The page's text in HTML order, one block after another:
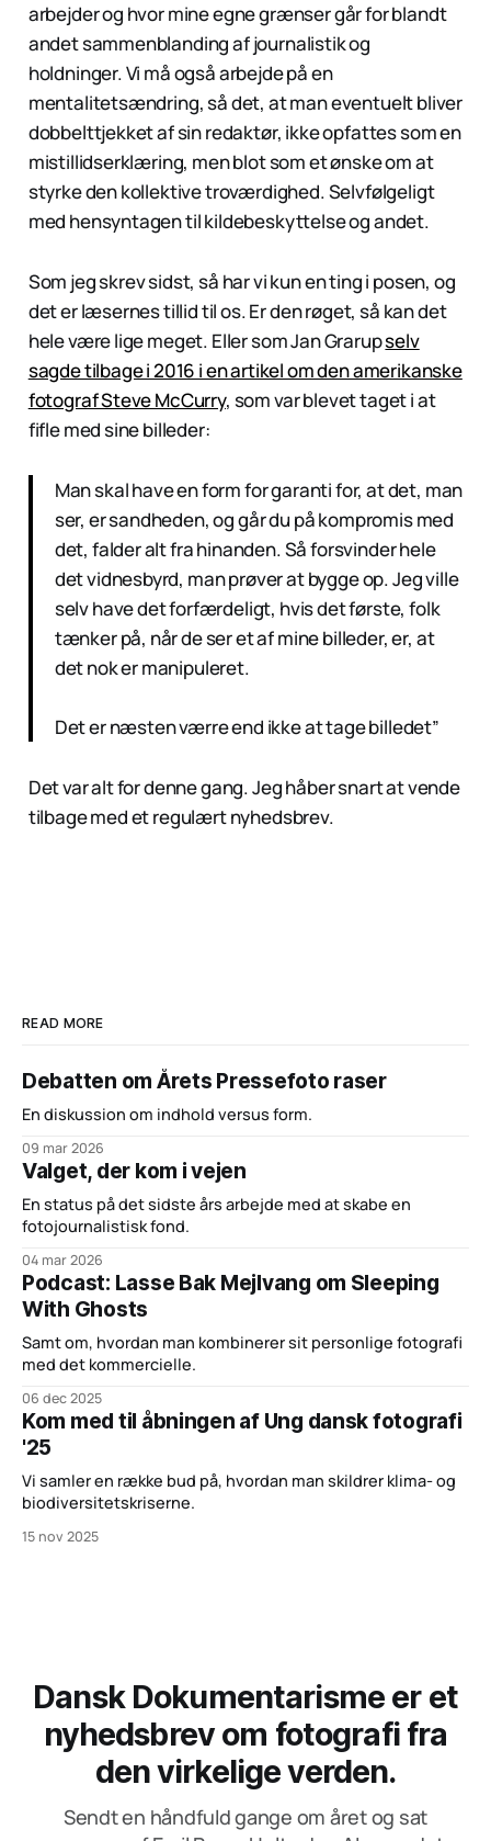
arbejder og hvor mine egne grænser går for blandt
andet sammenblanding af journalistik og
holdninger. Vi må også arbejde på en
mentalitetsændring, så det, at man eventuelt bliver
dobbelttjekket af sin redaktør, ikke opfattes som en
mistillidserklæring, men blot som et ønske om at
styrke den kollektive troværdighed. Selvfølgeligt
med hensyntagen til kildebeskyttelse og andet.
Som jeg skrev sidst, så har vi kun en ting i posen, og
det er læsernes tillid til os. Er den røget, så kan det
hele være lige meget. Eller som Jan Grarupselv
sagde tilbage i 2016 i en artikel om den amerikanske
fotograf Steve McCurry, som var blevet taget i at
fifle med sine billeder:
Man skal have en form for garanti for, at det, man
ser, er sandheden, og går du på kompromis med
det, falder alt fra hinanden. Så forsvinder hele
det vidnesbyrd, man prøver at bygge op. Jeg ville
selv have det forfærdeligt, hvis det første, folk
tænker på, når de ser et af mine billeder, er, at
det nok er manipuleret.
Det er næsten værre end ikke at tage billedet”
Det var alt for denne gang. Jeg håber snart at vende
tilbage med et regulært nyhedsbrev.
READ MORE
Debatten om Årets Pressefoto raser
En diskussion om indhold versus form.
09 mar 2026
Valget, der kom i vejen
En status på det sidste års arbejde med at skabe en
fotojournalistisk fond.
04 mar 2026
Podcast: Lasse Bak Mejlvang om Sleeping
With Ghosts
Samt om, hvordan man kombinerer sit personlige fotografi
med det kommercielle.
06 dec 2025
Kom med til åbningen af Ung dansk fotografi
'25
Vi samler en række bud på, hvordan man skildrer klima- og
biodiversitetskriserne.
15 nov 2025
Dansk Dokumentarisme er et
nyhedsbrev om fotografi fra
den virkelige verden.
Sendt en håndfuld gange om året og sat